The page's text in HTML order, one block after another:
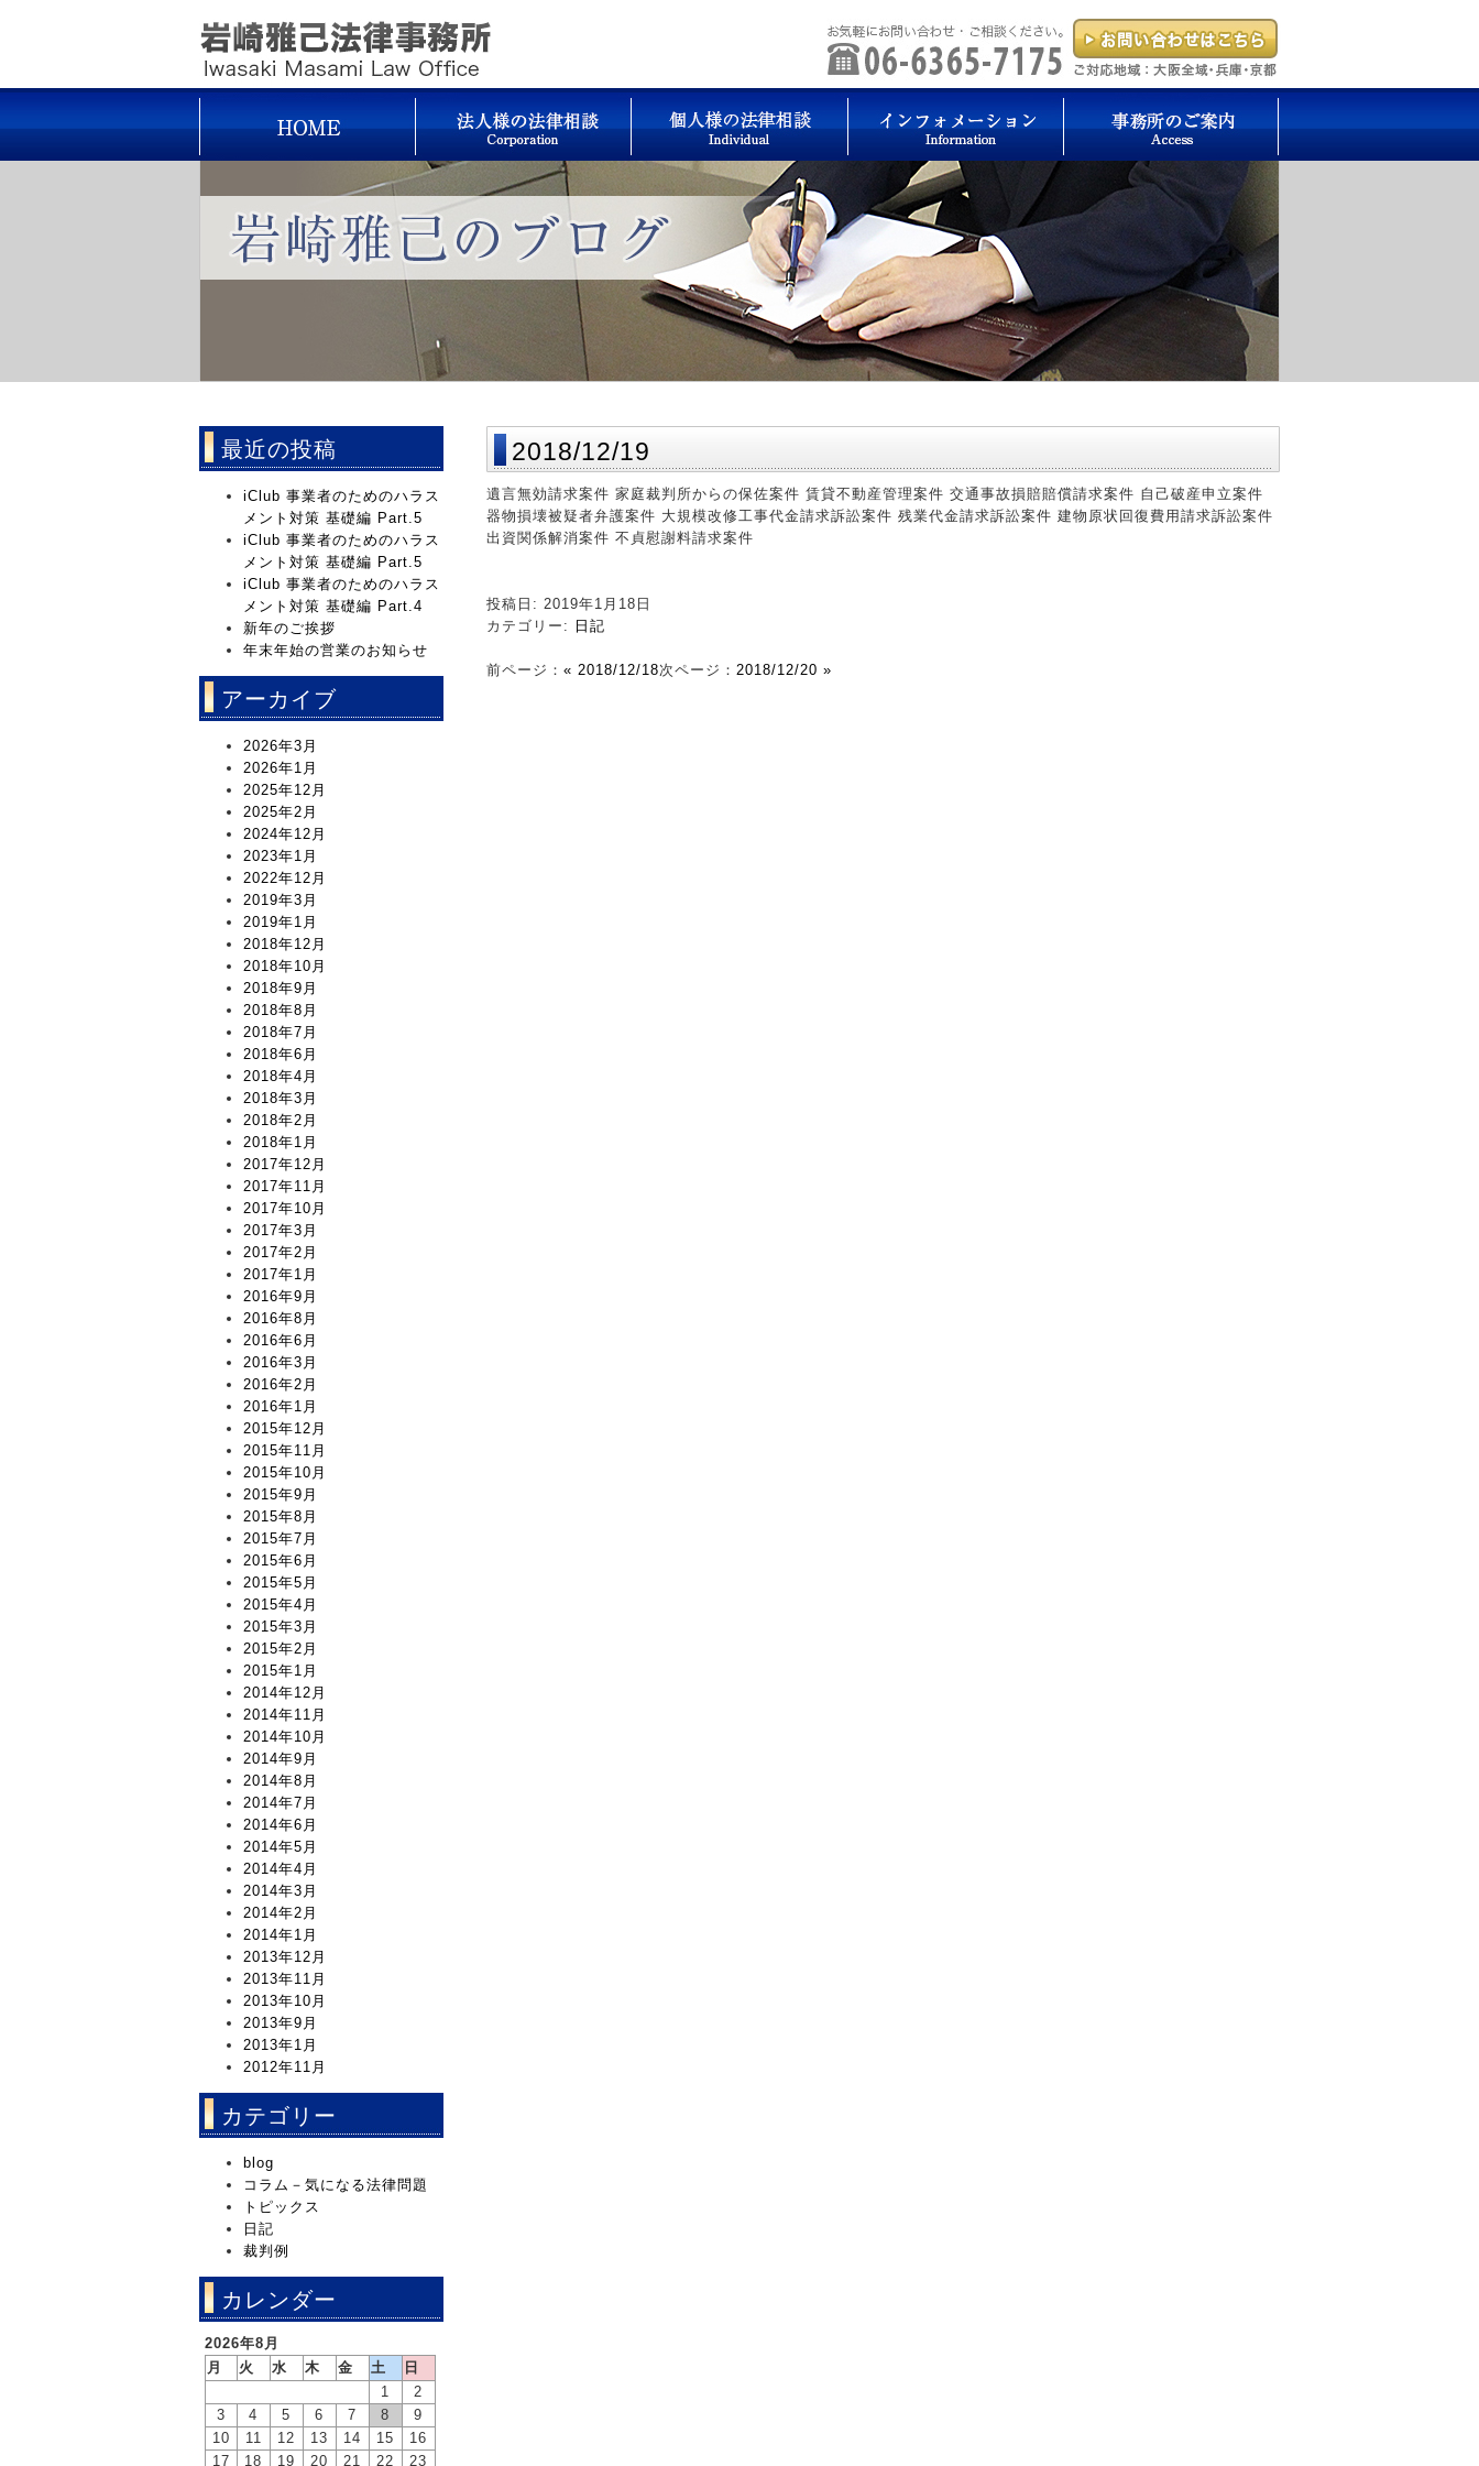
2018/12/19
遺言無効請求案件 家庭裁判所からの保佐案件 賃貸不動産管理案件 交通事故損賠賠償請求案件 自己破産申立案件
器物損壊被疑者弁護案件 大規模改修工事代金請求訴訟案件 残業代金請求訴訟案件 建物原状回復費用請求訴訟案件
出資関係解消案件 不貞慰謝料請求案件
投稿日: 2019年1月18日
カテゴリー:
日記
前ページ： « 2018/12/18次ページ： 2018/12/20 »
最近の投稿
iClub 事業者のためのハラス
メント対策 基礎編 Part.5
iClub 事業者のためのハラス
メント対策 基礎編 Part.5
iClub 事業者のためのハラス
メント対策 基礎編 Part.4
新年のご挨拶
年末年始の営業のお知らせ
アーカイブ
2026年3月
2026年1月
2025年12月
2025年2月
2024年12月
2023年1月
2022年12月
2019年3月
2019年1月
2018年12月
2018年10月
2018年9月
2018年8月
2018年7月
2018年6月
2018年4月
2018年3月
2018年2月
2018年1月
2017年12月
2017年11月
2017年10月
2017年3月
2017年2月
2017年1月
2016年9月
2016年8月
2016年6月
2016年3月
2016年2月
2016年1月
2015年12月
2015年11月
2015年10月
2015年9月
2015年8月
2015年7月
2015年6月
2015年5月
2015年4月
2015年3月
2015年2月
2015年1月
2014年12月
2014年11月
2014年10月
2014年9月
2014年8月
2014年7月
2014年6月
2014年5月
2014年4月
2014年3月
2014年2月
2014年1月
2013年12月
2013年11月
2013年10月
2013年9月
2013年1月
2012年11月
カテゴリー
blog
コラム－気になる法律問題
トピックス
日記
裁判例
カレンダー
2026年8月
月
火 水 木 金 土
日
1
2
3
4 5 6 7 8
9
10
11 12 13 14 15
16
17
18 19 20 21 22 23